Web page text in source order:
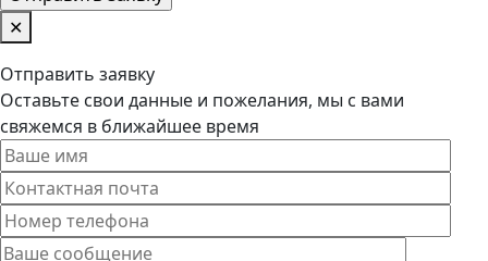
✕
Отправить заявку
Оставьте свои данные и пожелания, мы с вами
свяжемся в ближайшее время